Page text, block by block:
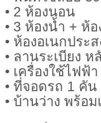
• 2 ห้องนอน
• 3 ห้องน้ำ + ห้
• ห้องอเนกประ
• ลานระเบียง ห
• เครื่องใช้ไฟฟ้
• ที่จอดรถ 1 คัน
• บ้านว่าง พร้อม